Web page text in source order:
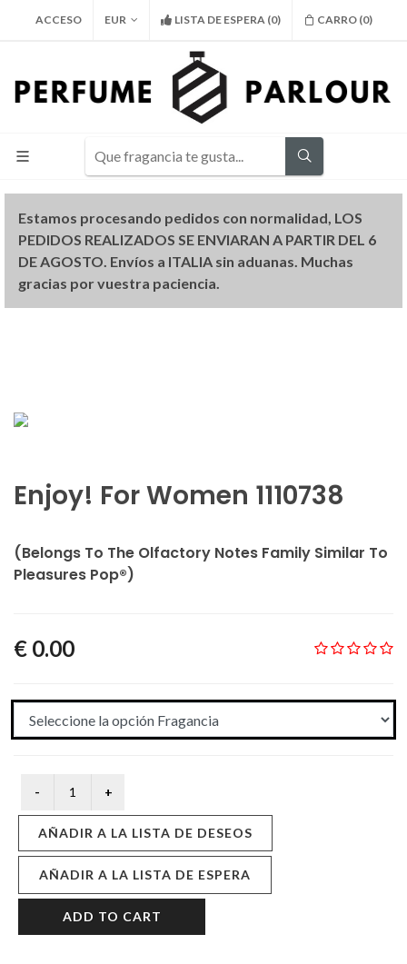
ACCESO EUR LISTA DE ESPERA(0) CARRO (0)
Estamos procesando pedidos con normalidad, LOS
PEDIDOS REALIZADOS SE ENVIARAN A PARTIR DEL 6
DE AGOSTO. Envíos a ITALIA sin aduanas. Muchas
gracias por vuestra paciencia.
Enjoy! For Women 1110738
(Belongs To The Olfactory Notes Family Similar To
Pleasures Pop®)
€ 0.00
AÑADIR A LA LISTA DE DESEOS
AÑADIR A LA LISTA DE ESPERA
ADD TO CART